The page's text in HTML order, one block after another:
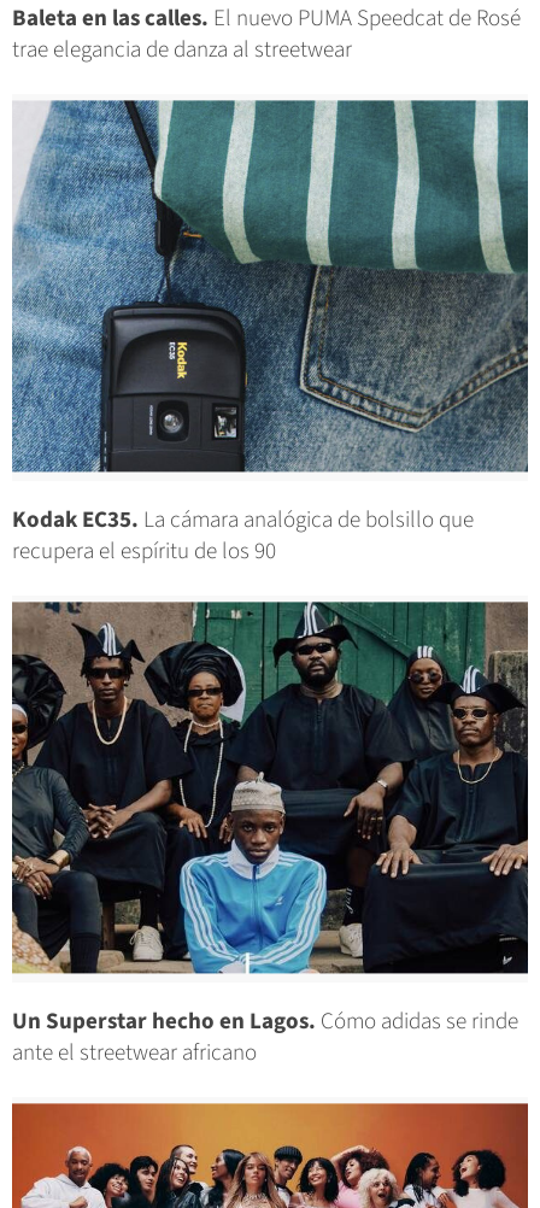
Baleta en las calles. El nuevo PUMA Speedcat de Rosé
trae elegancia de danza al streetwear
Kodak EC35. La cámara analógica de bolsillo que
recupera el espíritu de los 90
Un Superstar hecho en Lagos. Cómo adidas se rinde
ante el streetwear africano